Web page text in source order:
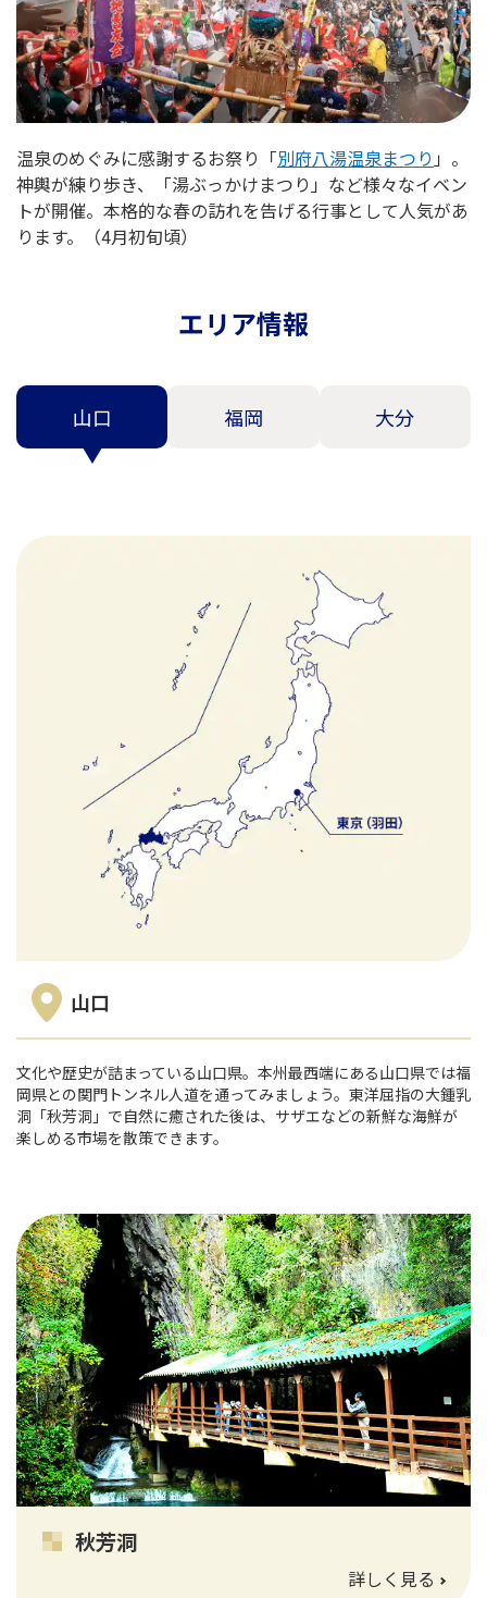
温泉のめぐみに感謝するお祭り「別府八湯温泉まつり 」。
神輿が練り歩き、「湯ぶっかけまつり」など様々なイベン
トが開催。本格的な春の訪れを告げる行事として人気があ
ります。（4月初旬頃）
エリア情報
山口 福岡 大分
山口
文化や歴史が詰まっている山口県。本州最西端にある山口県では福
岡県との関門トンネル人道を通ってみましょう。東洋屈指の大鍾乳
洞「秋芳洞」で自然に癒された後は、サザエなどの新鮮な海鮮が
楽しめる市場を散策できます。
秋芳洞
詳しく見る